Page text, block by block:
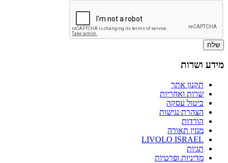
שלח
מידע ושרות
תקנון אתר
שרות ואחריות
ביטול עסקה
הצהרת נגישות
הורדות
מגזין תאורה
LIVOLO ISRAEL
תגיות
מדיניות ופרטיות